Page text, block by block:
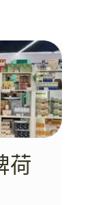
荷